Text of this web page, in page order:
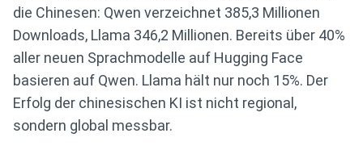
die Chinesen: Qwen verzeichnet 385,3 Millionen
Downloads, Llama 346,2 Millionen. Bereits über 40%
aller neuen Sprachmodelle auf Hugging Face
basieren auf Qwen. Llama hält nur noch 15%. Der
Erfolg der chinesischen KI ist nicht regional,
sondern global messbar.